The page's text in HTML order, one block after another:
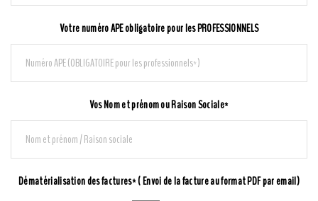
Votre numéro APE obligatoire pour les PROFESSIONNELS
Vos Nom et prénom ou Raison Sociale*
Dématérialisation des factures* ( Envoi de la facture au format PDF par email)